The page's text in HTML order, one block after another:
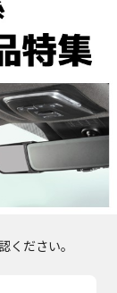
ください。